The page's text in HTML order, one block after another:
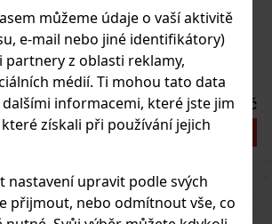
můžeme údaje o vaší aktivitě
e-mail nebo jiné identifikátory)
partnery z oblasti reklamy,
médií. Ti mohou tato data
informacemi, které jste jim
získali při používání jejich
nastavení upravit podle svých
přijmout, nebo odmítnout vše, co
Do košíku
s intenzivní mátovou
dechu. Praktická
je ideální do auta,
vždy po ruce. Žvý
57 Kč
Do košíku
Sleva: 43%
Akce
PreviousNext